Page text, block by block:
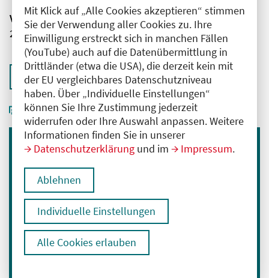
Mit Klick auf „Alle Cookies akzeptieren“ stimmen
Sie der Verwendung aller Cookies zu. Ihre
Einwilligung erstreckt sich in manchen Fällen
(YouTube) auch auf die Datenübermittlung in
Drittländer (etwa die USA), die derzeit kein mit
der EU vergleichbares Datenschutzniveau
haben. Über „Individuelle Einstellungen“
können Sie Ihre Zustimmung jederzeit
widerrufen oder Ihre Auswahl anpassen. Weitere
Informationen finden Sie in unserer
Datenschutzerklärung und im Impressum.
Ablehnen
Individuelle Einstellungen
Alle Cookies erlauben
Veranstaltungsnummer
2761102026037240006
Zurück zur Übersicht
Immer informiert bleiben
Melden Sie sich für unseren Newsletter an:
E-Mail-Adresse eingeben
Anmelden